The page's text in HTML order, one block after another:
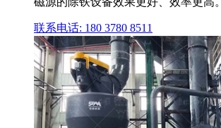
联系电话: 180 3780 8511